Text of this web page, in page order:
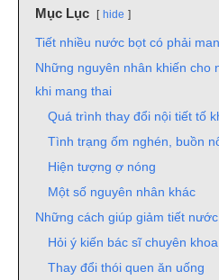
Mục Lục hide
Tiết nhiều nước bọt có phải
Những nguyên nhân khiến cho
khi mang thai
Quá trình thay đổi nội tiết tố
Tình trạng ốm nghén, buồn
Hiện tượng ợ nóng
Một số nguyên nhân khác
Những cách giúp giảm tiết
Hỏi ý kiến bác sĩ chuyên khoa
Thay đổi thói quen ăn uống